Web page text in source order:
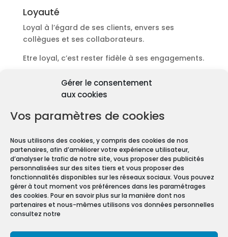
Gérer le consentement
aux cookies
Vos paramètres de cookies
Nous utilisons des cookies, y compris des cookies de nos
partenaires, afin d’améliorer votre expérience utilisateur,
d’analyser le trafic de notre site, vous proposer des publicités
personnalisées sur des sites tiers et vous proposer des
fonctionnalités disponibles sur les réseaux sociaux. Vous pouvez
gérer à tout moment vos préférences dans les paramétrages
des cookies. Pour en savoir plus sur la manière dont nos
partenaires et nous-mêmes utilisons vos données personnelles
consultez notre
Loyauté
Loyal à l’égard de ses clients, envers ses
collègues et ses collaborateurs.
Etre loyal, c’est rester fidèle à ses engagements.
Découvrir les diagnostics
Pourquoi les diagnostics
immobiliers sont
obligatoires ?
Carrez, les diagnostics immobiliers sont devenus
obligatoires pour toute transaction immobilière.
En effet, que vous vendiez ou louiez une maison
ou un appartement, vous devez constituer un
Dossier de Diagnostic Technique (DDT).
Mentions légales